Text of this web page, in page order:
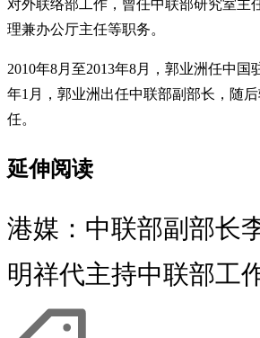
对外联络部工作，曾任中联部研究室主
理兼办公厅主任等职务。
2010年8月至2013年8月，郭业洲任中国
年1月，郭业洲出任中联部副部长，随
任。
延伸阅读
港媒：中联部副部长
明祥代主持中联部工